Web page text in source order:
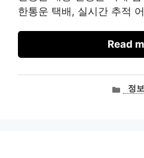
한통운 택배, 실시간 추적
Read
카정보